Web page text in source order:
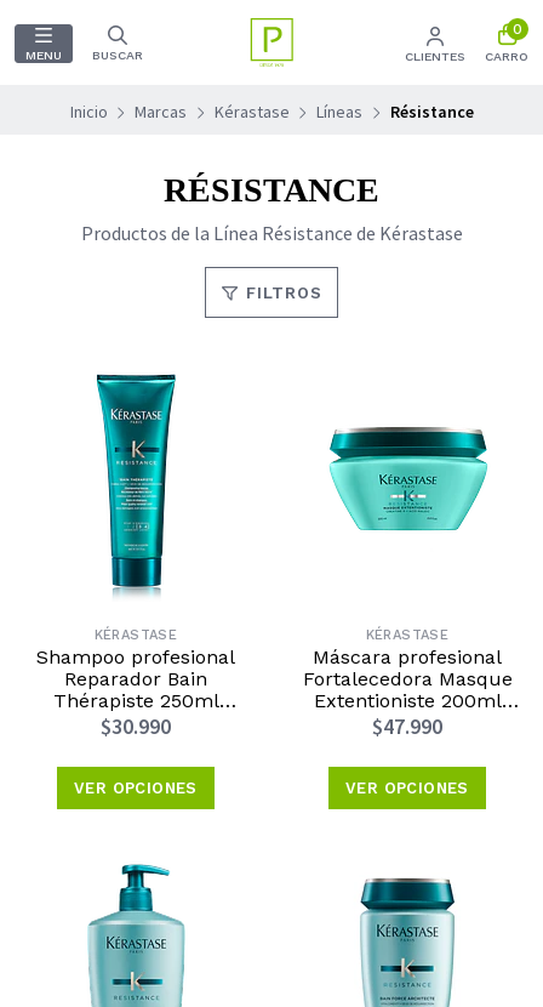
MENU BUSCAR CLIENTES
0
CARRO
Inicio Marcas Kérastase Líneas Résistance
RÉSISTANCE
Productos de la Línea Résistance de Kérastase
FILTROS
KÉRASTASE
Shampoo profesional
Reparador Bain
Thérapiste 250ml
Kérastase
$30.990
VER OPCIONES
KÉRASTASE
Máscara profesional
Fortalecedora Masque
Extentioniste 200ml
Kérastase
$47.990
VER OPCIONES